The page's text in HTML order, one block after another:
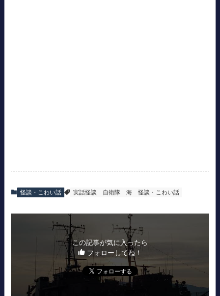
怪談・こわい話 実話怪談 自衛隊 海 怪談・こわい話
この記事が気に入ったら
フォローしてね！